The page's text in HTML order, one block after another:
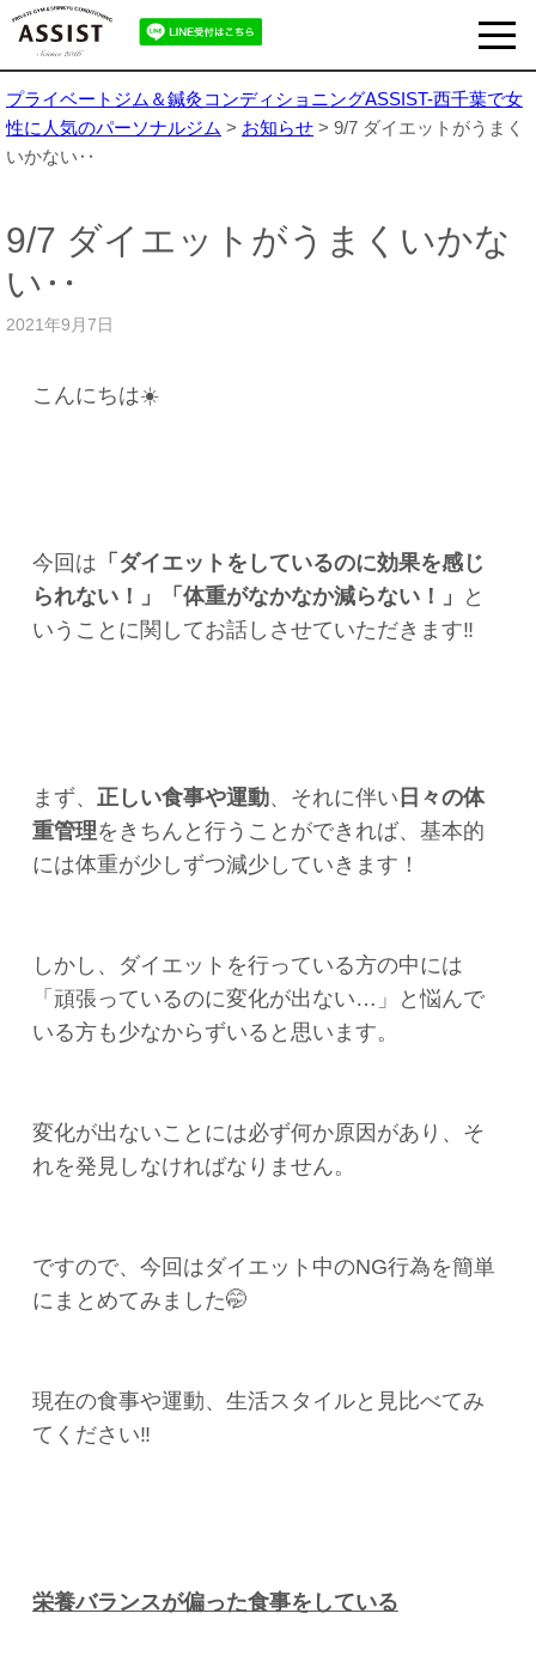
プライベートジム＆鍼灸コンディショニングASSIST-西千葉で女
性に人気のパーソナルジム > お知らせ > 9/7 ダイエットがうまく
いかない‥
9/7 ダイエットがうまくいかな
い‥
2021年9月7日
こんにちは☀️
今回は 「ダイエットをしているのに効果を感じ
られない！」「体重がなかなか減らない！」
と
いうことに関してお話しさせていただきます‼️
まず、 正しい食事や運動、それに伴い 日々の体
重管理をきちんと行うことができれば、基本的
には体重が少しずつ減少していきます！
しかし、ダイエットを行っている方の中には
「頑張っているのに変化が出ない…」と悩んで
いる方も少なからずいると思います。
変化が出ないことには必ず何か原因があり、そ
れを発見しなければなりません。
ですので、今回はダイエット中のNG行為を簡単
にまとめてみました🤭
現在の食事や運動、生活スタイルと見比べてみ
てください‼️
栄養バランスが偏った食事をしている